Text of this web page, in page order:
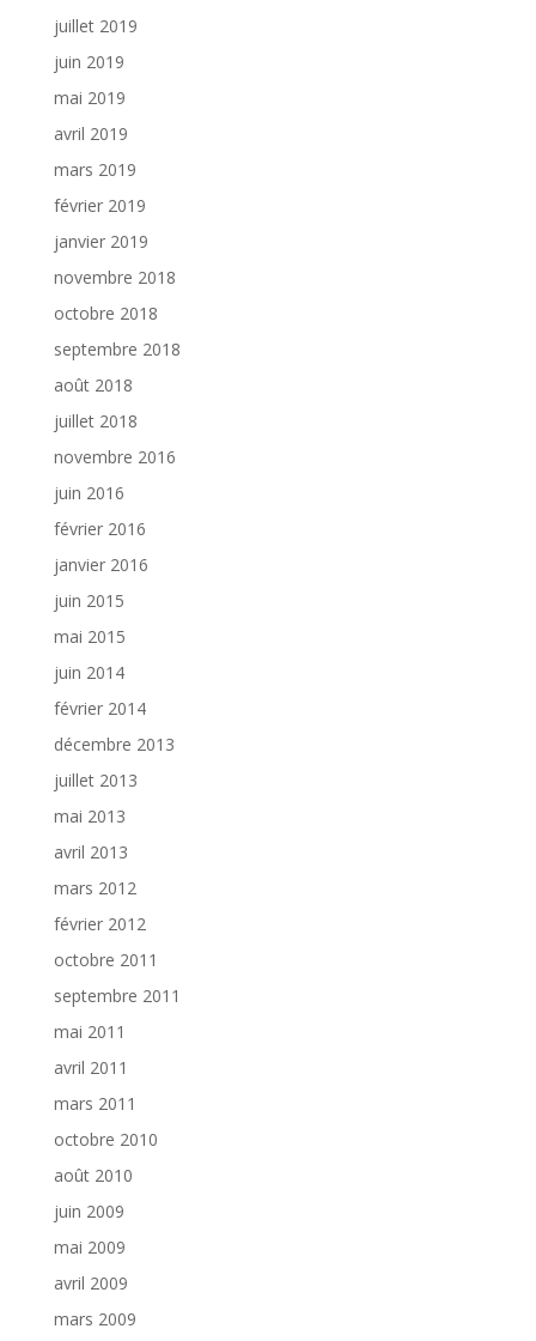
juillet 2019
juin 2019
mai 2019
avril 2019
mars 2019
février 2019
janvier 2019
novembre 2018
octobre 2018
septembre 2018
août 2018
juillet 2018
novembre 2016
juin 2016
février 2016
janvier 2016
juin 2015
mai 2015
juin 2014
février 2014
décembre 2013
juillet 2013
mai 2013
avril 2013
mars 2012
février 2012
octobre 2011
septembre 2011
mai 2011
avril 2011
mars 2011
octobre 2010
août 2010
juin 2009
mai 2009
avril 2009
mars 2009